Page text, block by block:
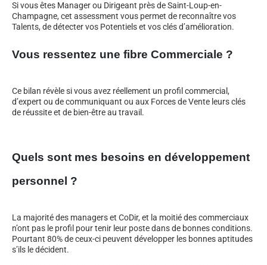
Si vous êtes Manager ou Dirigeant près de Saint-Loup-en-
Champagne, cet assessment vous permet de reconnaître vos
Talents, de détecter vos Potentiels et vos clés d’amélioration.
Vous ressentez une fibre Commerciale ?
Ce bilan révèle si vous avez réellement un profil commercial,
d’expert ou de communiquant ou aux Forces de Vente leurs clés
de réussite et de bien-être au travail.
Quels sont mes besoins en développement
personnel ?
La majorité des managers et CoDir, et la moitié des commerciaux
n’ont pas le profil pour tenir leur poste dans de bonnes conditions.
Pourtant 80% de ceux-ci peuvent développer les bonnes aptitudes
s’ils le décident.